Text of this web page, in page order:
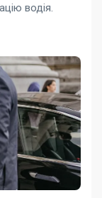
водія.